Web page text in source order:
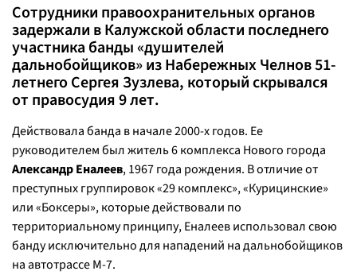
Сотрудники правоохранительных органов
задержали в Калужской области последнего
участника банды «душителей
дальнобойщиков» из Набережных Челнов 51-
летнего Сергея Зузлева, который скрывался
от правосудия 9 лет.
Действовала банда в начале 2000-х годов. Ее
руководителем был житель 6 комплекса Нового города
Александр Еналеев, 1967 года рождения. В отличие от
преступных группировок «29 комплекс», «Курицинские»
или «Боксеры», которые действовали по
территориальному принципу, Еналеев использовал свою
банду исключительно для нападений на дальнобойщиков
на автотрассе М-7.